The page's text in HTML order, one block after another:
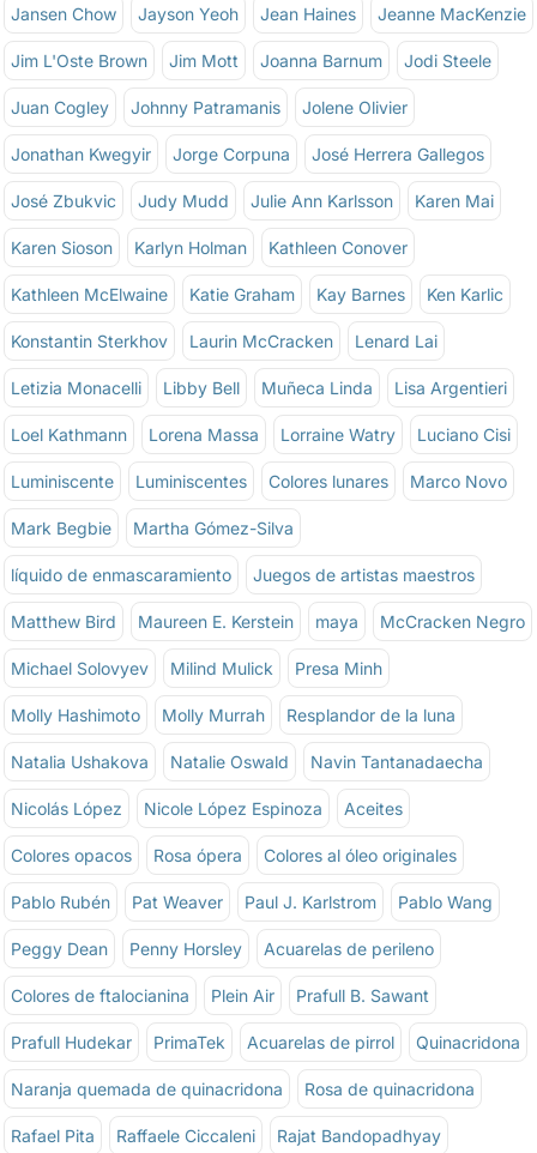
Jansen Chow Jayson Yeoh Jean Haines Jeanne MacKenzie
Jim L'Oste Brown Jim Mott Joanna Barnum Jodi Steele
Juan Cogley Johnny Patramanis Jolene Olivier
Jonathan Kwegyir Jorge Corpuna José Herrera Gallegos
José Zbukvic Judy Mudd Julie Ann Karlsson Karen Mai
Karen Sioson Karlyn Holman Kathleen Conover
Kathleen McElwaine Katie Graham Kay Barnes Ken Karlic
Konstantin Sterkhov Laurin McCracken Lenard Lai
Letizia Monacelli Libby Bell Muñeca Linda Lisa Argentieri
Loel Kathmann Lorena Massa Lorraine Watry Luciano Cisi
Luminiscente Luminiscentes Colores lunares Marco Novo
Mark Begbie Martha Gómez-Silva
líquido de enmascaramiento Juegos de artistas maestros
Matthew Bird Maureen E. Kerstein maya McCracken Negro
Michael Solovyev Milind Mulick Presa Minh
Molly Hashimoto Molly Murrah Resplandor de la luna
Natalia Ushakova Natalie Oswald Navin Tantanadaecha
Nicolás López Nicole López Espinoza Aceites
Colores opacos Rosa ópera Colores al óleo originales
Pablo Rubén Pat Weaver Paul J. Karlstrom Pablo Wang
Peggy Dean Penny Horsley Acuarelas de perileno
Colores de ftalocianina Plein Air Prafull B. Sawant
Prafull Hudekar PrimaTek Acuarelas de pirrol Quinacridona
Naranja quemada de quinacridona Rosa de quinacridona
Rafael Pita Raffaele Ciccaleni Rajat Bandopadhyay